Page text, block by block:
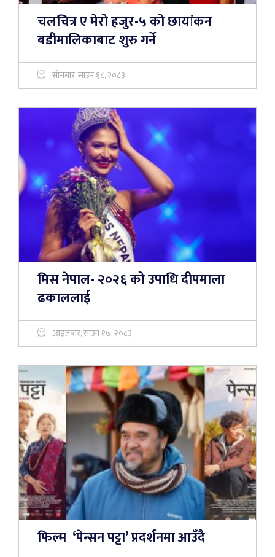
चलचित्र ए मेरो हजुर-५ को छायांकन
बडीमालिकाबाट शुरु गर्ने
सोमबार, साउन १८, २०८३
मिस नेपाल- २०२६ को उपाधि दीपमाला
ढकाललाई
आइतबार, साउन १७, २०८३
फिल्म ‘पेन्सन पट्टा’ प्रदर्शनमा आउँदै